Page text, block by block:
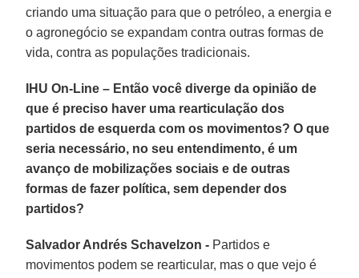
criando uma situação para que o petróleo, a energia e
o agronegócio se expandam contra outras formas de
vida, contra as populações tradicionais.
IHU On-Line – Então você diverge da opinião de
que é preciso haver uma rearticulação dos
partidos de esquerda com os movimentos? O que
seria necessário, no seu entendimento, é um
avanço de mobilizações sociais e de outras
formas de fazer política, sem depender dos
partidos?
Salvador Andrés Schavelzon - Partidos e
movimentos podem se rearticular, mas o que vejo é